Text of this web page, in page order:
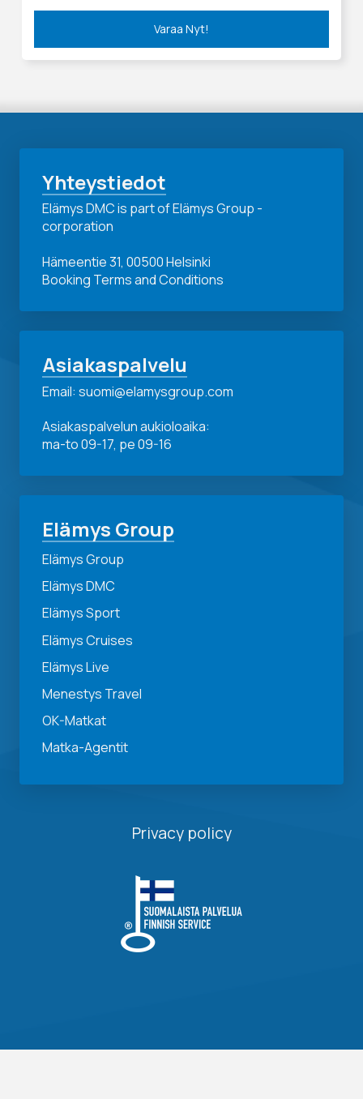
Varaa Nyt!
Yhteystiedot
Elämys DMC is part of Elämys Group -
corporation
Hämeentie 31, 00500 Helsinki
Booking Terms and Conditions
Asiakaspalvelu
Email: suomi@elamysgroup.com
Asiakaspalvelun aukioloaika:
ma-to 09-17, pe 09-16
Elämys Group
Elämys Group
Elämys DMC
Elämys Sport
Elämys Cruises
Elämys Live
Menestys Travel
OK-Matkat
Matka-Agentit
Privacy policy